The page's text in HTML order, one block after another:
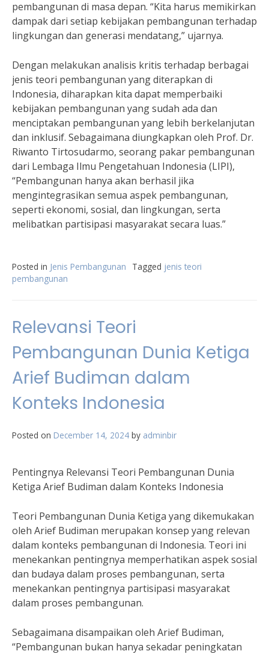
pembangunan di masa depan. “Kita harus memikirkan
dampak dari setiap kebijakan pembangunan terhadap
lingkungan dan generasi mendatang,” ujarnya.
Dengan melakukan analisis kritis terhadap berbagai
jenis teori pembangunan yang diterapkan di
Indonesia, diharapkan kita dapat memperbaiki
kebijakan pembangunan yang sudah ada dan
menciptakan pembangunan yang lebih berkelanjutan
dan inklusif. Sebagaimana diungkapkan oleh Prof. Dr.
Riwanto Tirtosudarmo, seorang pakar pembangunan
dari Lembaga Ilmu Pengetahuan Indonesia (LIPI),
“Pembangunan hanya akan berhasil jika
mengintegrasikan semua aspek pembangunan,
seperti ekonomi, sosial, dan lingkungan, serta
melibatkan partisipasi masyarakat secara luas.”
Posted in Jenis Pembangunan Tagged jenis teori
pembangunan
Relevansi Teori
Pembangunan Dunia Ketiga
Arief Budiman dalam
Konteks Indonesia
Posted on December 14, 2024 by adminbir
Pentingnya Relevansi Teori Pembangunan Dunia
Ketiga Arief Budiman dalam Konteks Indonesia
Teori Pembangunan Dunia Ketiga yang dikemukakan
oleh Arief Budiman merupakan konsep yang relevan
dalam konteks pembangunan di Indonesia. Teori ini
menekankan pentingnya memperhatikan aspek sosial
dan budaya dalam proses pembangunan, serta
menekankan pentingnya partisipasi masyarakat
dalam proses pembangunan.
Sebagaimana disampaikan oleh Arief Budiman,
“Pembangunan bukan hanya sekadar peningkatan